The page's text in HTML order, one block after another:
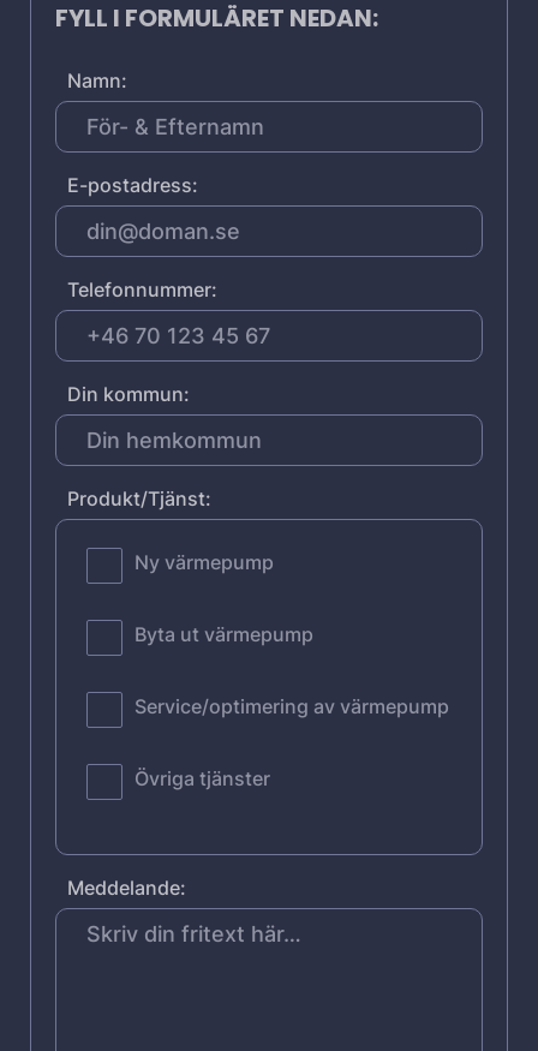
FYLL I FORMULÄRET NEDAN:
Namn:
E-postadress:
Telefonnummer:
Din kommun:
Produkt/Tjänst:
Ny värmepump
Byta ut värmepump
Service/optimering av värmepump
Övriga tjänster
Meddelande: